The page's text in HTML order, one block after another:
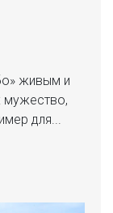
живым и
мужество,
для...